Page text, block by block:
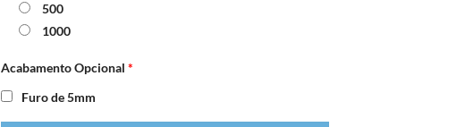
500
1000
Acabamento Opcional *
Furo de 5mm